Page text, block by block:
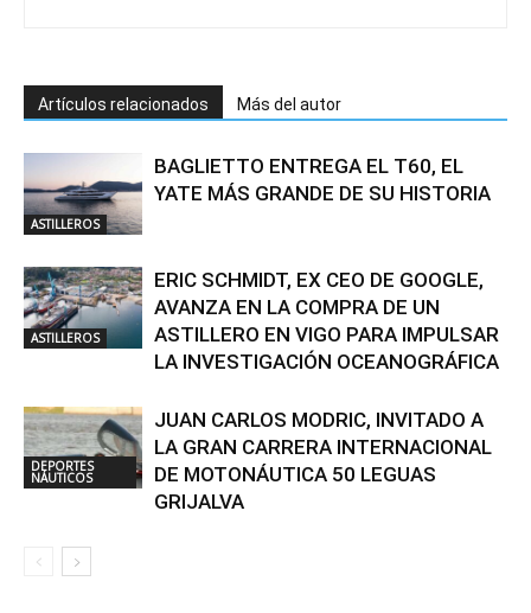
Artículos relacionados Más del autor
ASTILLEROS
BAGLIETTO ENTREGA EL T60, EL
YATE MÁS GRANDE DE SU HISTORIA
ASTILLEROS
ERIC SCHMIDT, EX CEO DE GOOGLE,
AVANZA EN LA COMPRA DE UN
ASTILLERO EN VIGO PARA IMPULSAR
LA INVESTIGACIÓN OCEANOGRÁFICA
DEPORTES
NÁUTICOS
JUAN CARLOS MODRIC, INVITADO A
LA GRAN CARRERA INTERNACIONAL
DE MOTONÁUTICA 50 LEGUAS
GRIJALVA